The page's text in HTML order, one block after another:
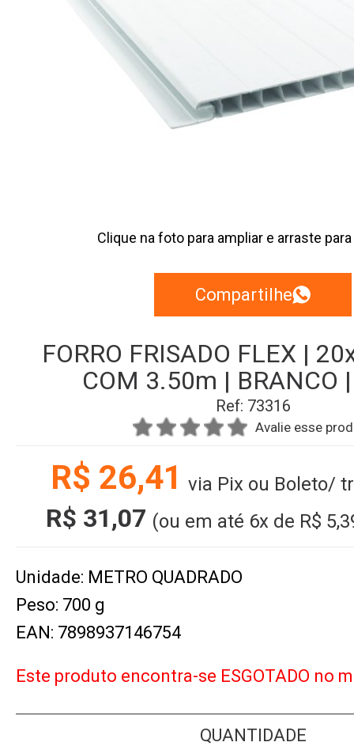
Clique na foto para ampliar e arraste
Compartilhe
FORRO FRISADO FLEX |
COM 3.50m | BRANCO
Ref: 73316
Avalie esse
R$ 26,41 via Pix ou Boleto/
R$ 31,07 (ou em até 6x de R$
Unidade: METRO QUADRADO
Peso: 700 g
EAN: 7898937146754
Este produto encontra-se ESGOTADO no
QUANTIDADE